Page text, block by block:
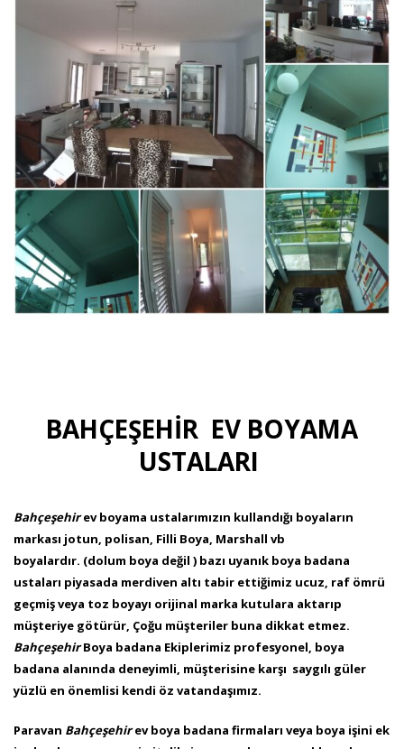
BAHÇEŞEHİR EV BOYAMA
USTALARI
Bahçeşehirev boyama ustalarımızın kullandığı boyaların
markası jotun, polisan, Filli Boya, Marshall vb
boyalardır. (dolum boya değil ) bazı uyanık boya badana
ustaları piyasada merdiven altı tabir ettiğimiz ucuz, raf ömrü
geçmiş veya toz boyayı orijinal marka kutulara aktarıp
müşteriye götürür, Çoğu müşteriler buna dikkat etmez.
BahçeşehirBoya badana Ekiplerimiz profesyonel, boya
badana alanında deneyimli, müşterisine karşı saygılı güler
yüzlü en önemlisi kendi öz vatandaşımız.
Paravan Bahçeşehirev boya badana firmaları veya boya işini ek